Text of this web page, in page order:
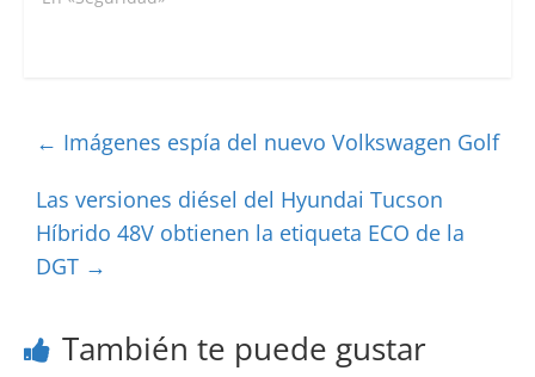
← Imágenes espía del nuevo Volkswagen Golf
Las versiones diésel del Hyundai Tucson
Híbrido 48V obtienen la etiqueta ECO de la
DGT →
También te puede gustar